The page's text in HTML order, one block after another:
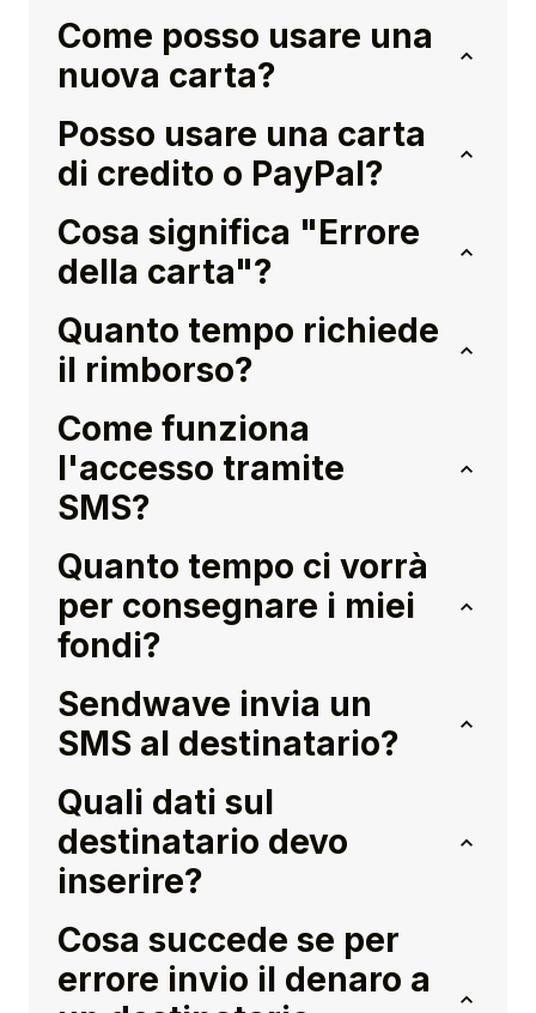
Come posso usare una
nuova carta?
Posso usare una carta
di credito o PayPal?
Cosa significa "Errore
della carta"?
Quanto tempo richiede
il rimborso?
Come funziona
l'accesso tramite
SMS?
Quanto tempo ci vorrà
per consegnare i miei
fondi?
Sendwave invia un
SMS al destinatario?
Quali dati sul
destinatario devo
inserire?
Cosa succede se per
errore invio il denaro a